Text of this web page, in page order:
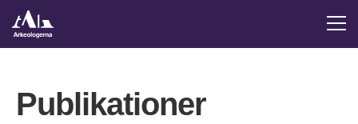
Publikationer